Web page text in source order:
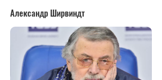
Александр Ширвиндт